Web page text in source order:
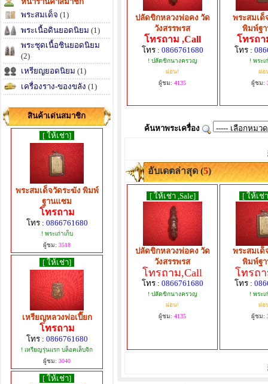
พระสมเด็จ (1)
พระเนื้อดินยอดนิยม (1)
พระชุดเนื้อชินยอดนิยม
(2)
เหรียญยอดนิยม (1)
เครื่องราง-ของขลัง (1)
สินค้าเด่นสมาชิก
[ ให้เช่า]
พระสมเด็จวัดระฆัง พิมพ์
ฐานแซม
โทรถาม
โทร : 0866761680
! พระเก่าเก็บ
ผู้ชม: 3518
[ ให้เช่า]
เหรียญหลวงพ่อเปี๊ยก
โทรถาม
โทร : 0866761680
! เหรียญรุ่นแรก บล็อคเล็บจิก
ผู้ชม: 3040
[ ให้เช่า]
ปลัดขิกหลวงพ่อคง วัด
วังสรรพรส
โทรถาม ,Call
โทร : 0866761680
! ปลัดขิกนางครวญ
ผ่อน!
ผู้ชม: 4135
พระสมเด็
พิมพ์ฐ
โทรถา
โทร :
! พระเ
ผ่อ
ผู้ชม:
ค้นหาพระเครื่อง
อับเดตล่าสุด (5)
[ ให้เช่า ,Sale]
ปลัดขิกหลวงพ่อคง วัด
วังสรรพรส
โทรถาม,Call
โทร : 0866761680
! ปลัดขิกนางครวญ
ผ่อน!
ผู้ชม: 4135
[ ให้เช่
พระสมเด็
พิมพ์ฐ
โทรถ
โทร :
! พระเ
ผ่อ
ผู้ชม: